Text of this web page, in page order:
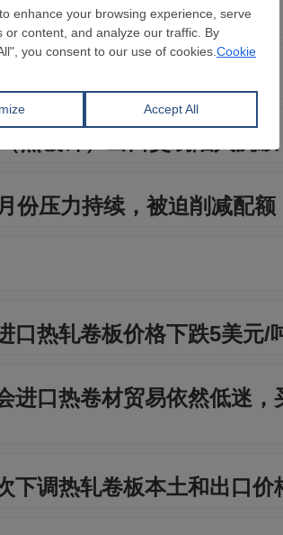
限制因素抑制了信心
力持续存在
热镀锌）出口交易陷入沉寂
份压力持续，被迫削减配额
口热轧卷板价格下跌5美元/
进口热卷材贸易依然低迷，
下调热轧卷板本土和出口价